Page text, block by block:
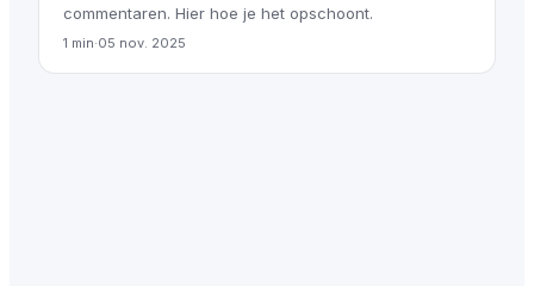
commentaren. Hier hoe je het opschoont.
1 min·05 nov. 2025